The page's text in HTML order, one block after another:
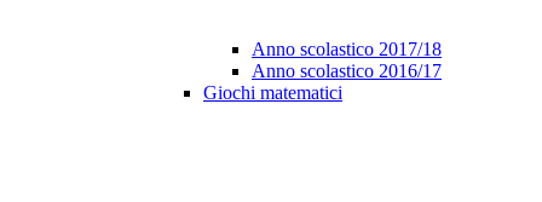
Anno scolastico 2017/18
Anno scolastico 2016/17
Giochi matematici